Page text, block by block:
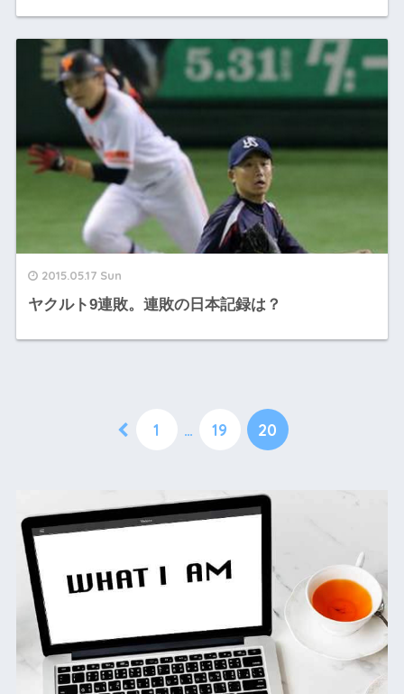
2015.05.17 Sun
ヤクルト9連敗。連敗の日本記録は？
1 … 19 20